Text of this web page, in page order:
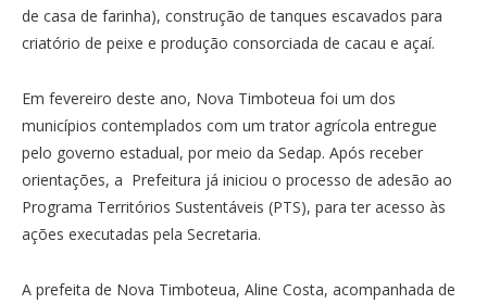
de casa de farinha), construção de tanques escavados para
criatório de peixe e produção consorciada de cacau e açaí.
Em fevereiro deste ano, Nova Timboteua foi um dos
municípios contemplados com um trator agrícola entregue
pelo governo estadual, por meio da Sedap. Após receber
orientações, a Prefeitura já iniciou o processo de adesão ao
Programa Territórios Sustentáveis (PTS), para ter acesso às
ações executadas pela Secretaria.
A prefeita de Nova Timboteua, Aline Costa, acompanhada de